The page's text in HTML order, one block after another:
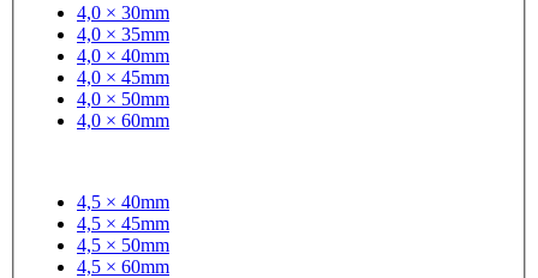
4,0 × 30mm
4,0 × 35mm
4,0 × 40mm
4,0 × 45mm
4,0 × 50mm
4,0 × 60mm
4,5 × 40mm
4,5 × 45mm
4,5 × 50mm
4,5 × 60mm